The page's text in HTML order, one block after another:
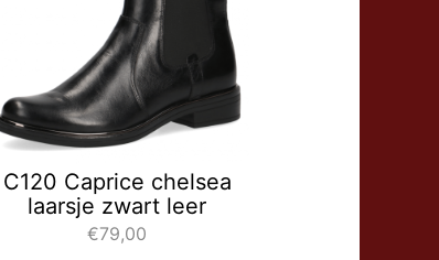
C120 Caprice chelsea
laarsje zwart leer
€79,00